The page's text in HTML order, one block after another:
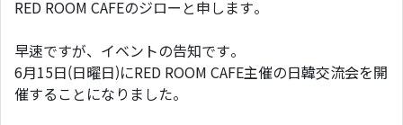
RED ROOM CAFEのジローと申します。
早速ですが、イベントの告知です。
6月15日(日曜日)にRED ROOM CAFE主催の日韓交流会を開
催することになりました。